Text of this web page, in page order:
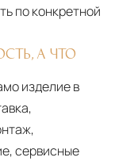
по конкретной
А ЧТО
изделие в
сервисные